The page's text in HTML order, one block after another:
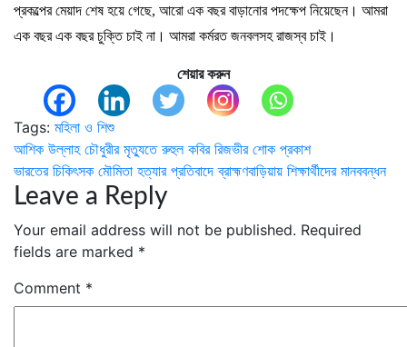
প্রকল্পের মেয়াদ শেষ হয়ে গেছে, আরো এক বছর বাড়ানোর পদক্ষেপ নিয়েছেন। আমরা
এক বছর এক বছর চুক্তি চাই না। আমরা কর্মরত জনবলসহ রাজস্ব চাই।
শেয়ার করুন
Tags: মহিলা ও শিশু
Post
navigation
আশিক উল্লাহ চৌধুরীর মৃত্যুতে রুহুল কবির রিজভীর শোক প্রকাশ
ভারতের চিকিৎসক মৌমিতা হত্যার প্রতিবাদে ব্রাহ্মণবাড়িয়ায় শিক্ষার্থীদের মানববন্ধন
Leave a Reply
Your email address will not be published. Required
fields are marked *
Comment *